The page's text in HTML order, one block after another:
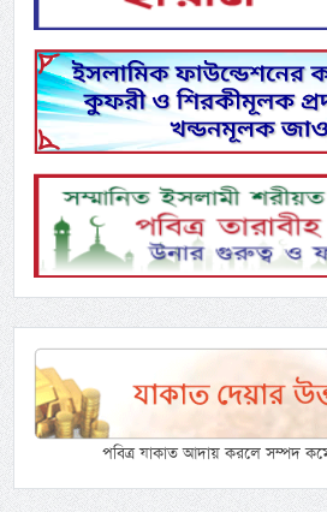
পবিত্র যাকাত আদায় করলে সম্পদ